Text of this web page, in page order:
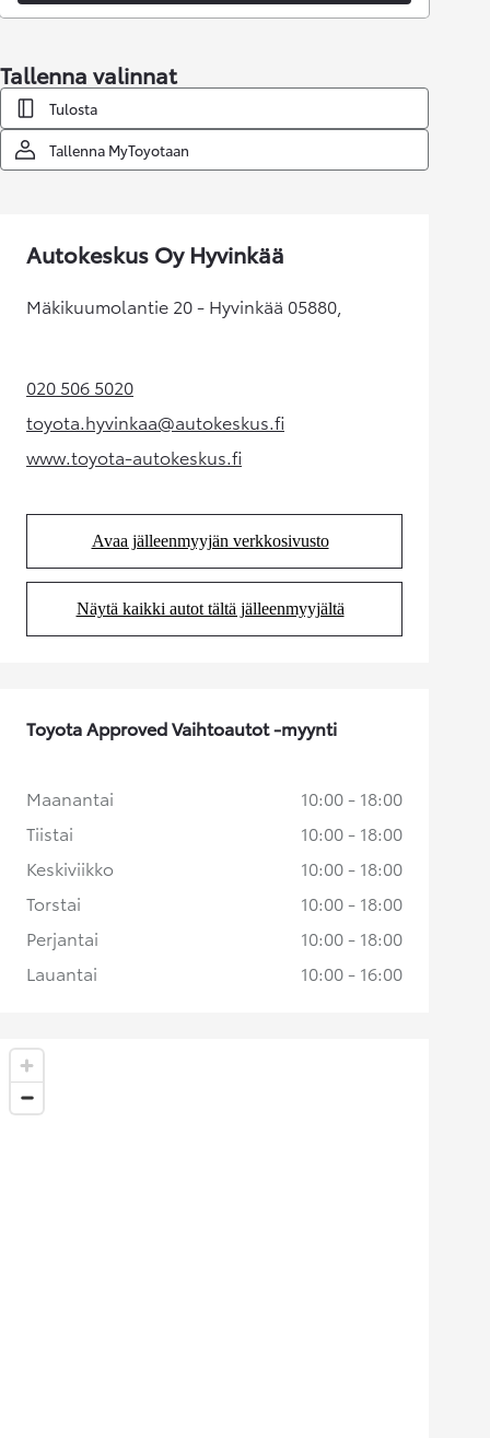
Tallenna valinnat
Tulosta
Tallenna MyToyotaan
Autokeskus Oy Hyvinkää
Mäkikuumolantie 20 - Hyvinkää 05880,
020 506 5020(Aukeaa uudessa välilehdessä)
toyota.hyvinkaa@autokeskus.fi
(Aukeaa uudessa välilehdessä)
www.toyota-autokeskus.fi(Aukeaa uudessa välilehdessä)
Avaa jälleenmyyjän verkkosivusto
(Aukeaa uudessa välilehdessä)
Näytä kaikki autot tältä jälleenmyyjältä
(Aukeaa uudessa välilehdessä)
Toyota Approved Vaihtoautot -myynti
Maanantai
10:00 - 18:00
Tiistai
10:00 - 18:00
Keskiviikko
10:00 - 18:00
Torstai
10:00 - 18:00
Perjantai
10:00 - 18:00
Lauantai
10:00 - 16:00